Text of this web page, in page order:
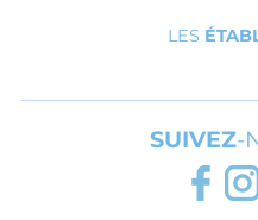
LES
SUIVEZ-